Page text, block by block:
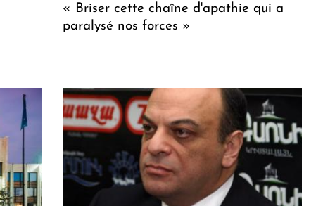
« Briser cette chaîne d'apathie qui a
paralysé nos forces »